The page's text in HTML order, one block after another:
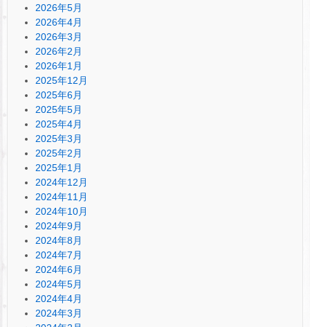
2026年5月
2026年4月
2026年3月
2026年2月
2026年1月
2025年12月
2025年6月
2025年5月
2025年4月
2025年3月
2025年2月
2025年1月
2024年12月
2024年11月
2024年10月
2024年9月
2024年8月
2024年7月
2024年6月
2024年5月
2024年4月
2024年3月